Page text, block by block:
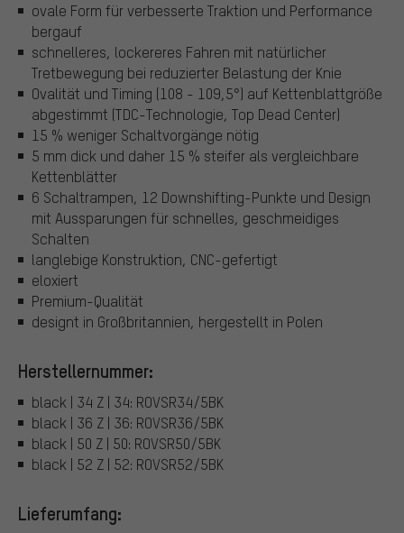
ovale Form für verbesserte Traktion und Performance
bergauf
schnelleres, lockereres Fahren mit natürlicher
Tretbewegung bei reduzierter Belastung der Knie
Ovalität und Timing (108 - 109,5°) auf Kettenblattgröße
abgestimmt (TDC-Technologie, Top Dead Center)
15 % weniger Schaltvorgänge nötig
5 mm dick und daher 15 % steifer als vergleichbare
Kettenblätter
6 Schaltrampen, 12 Downshifting-Punkte und Design
mit Aussparungen für schnelles, geschmeidiges
Schalten
langlebige Konstruktion, CNC-gefertigt
eloxiert
Premium-Qualität
designt in Großbritannien, hergestellt in Polen
Herstellernummer:
black | 34 Z | 34: ROVSR34/5BK
black | 36 Z | 36: ROVSR36/5BK
black | 50 Z | 50: ROVSR50/5BK
black | 52 Z | 52: ROVSR52/5BK
Lieferumfang: